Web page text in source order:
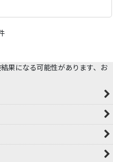
果になる可能性があります、お